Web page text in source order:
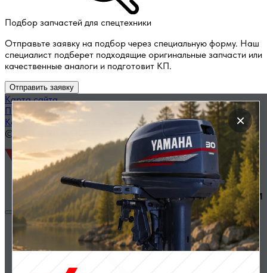
Подбор запчастей для спецтехники
Отправьте заявку на подбор через специальную форму. Наш
специалист подберет подходящие оригинальные запчасти или
качественные аналоги и подготовит КП.
Отправить заявку
×
Карта сайта
Политика конфиденциальности
Каталог запчастей по названию
© 2014 — 2026 ООО «ВЭД»
Двигатели и комплектующие